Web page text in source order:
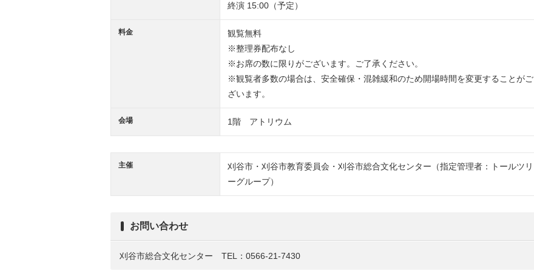
終演 15:00（予定）
料金
観覧無料
※整理券配布なし
※お席の数に限りがございます。ご了承ください。
※観覧者多数の場合は、安全確保・混雑緩和のため開場時間を変更することがご
ざいます。
会場 1階 アトリウム
主催
刈谷市・刈谷市教育委員会・刈谷市総合文化センター（指定管理者：トールツリ
ーグループ）
お問い合わせ
刈谷市総合文化センター TEL：0566-21-7430